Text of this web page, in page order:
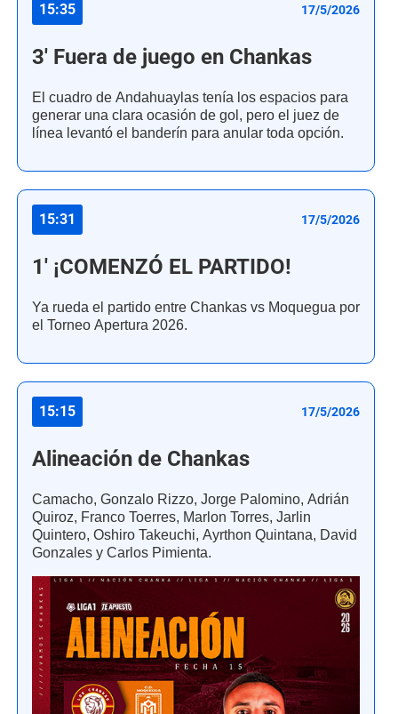
15:35 17/5/2026
3' Fuera de juego en Chankas
El cuadro de Andahuaylas tenía los espacios para
generar una clara ocasión de gol, pero el juez de
línea levantó el banderín para anular toda opción.
15:31 17/5/2026
1' ¡COMENZÓ EL PARTIDO!
Ya rueda el partido entre Chankas vs Moquegua por
el Torneo Apertura 2026.
15:15 17/5/2026
Alineación de Chankas
Camacho, Gonzalo Rizzo, Jorge Palomino, Adrián
Quiroz, Franco Toerres, Marlon Torres, Jarlin
Quintero, Oshiro Takeuchi, Ayrthon Quintana, David
Gonzales y Carlos Pimienta.